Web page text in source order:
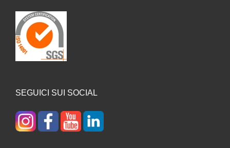
SEGUICI SUI SOCIAL